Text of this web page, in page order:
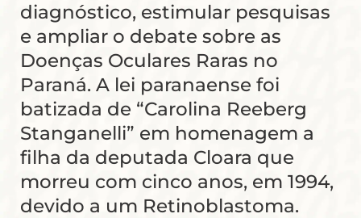
diagnóstico, estimular pesquisas
e ampliar o debate sobre as
Doenças Oculares Raras no
Paraná. A lei paranaense foi
batizada de “Carolina Reeberg
Stanganelli” em homenagem a
filha da deputada Cloara que
morreu com cinco anos, em 1994,
devido a um Retinoblastoma.